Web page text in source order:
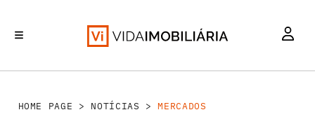
HOME PAGE > NOTÍCIAS >MERCADOS